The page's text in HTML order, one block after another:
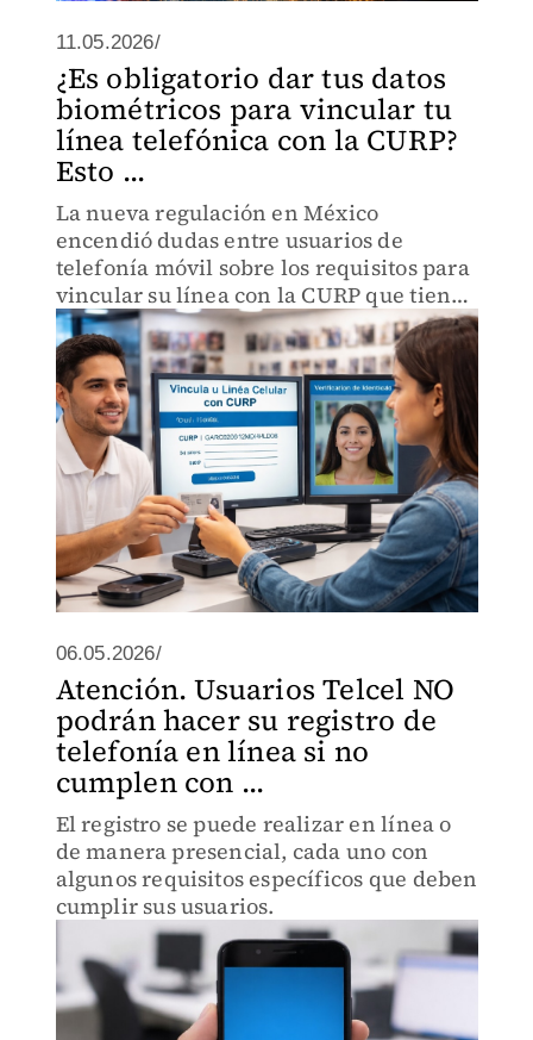
11.05.2026/
¿Es obligatorio dar tus datos
biométricos para vincular tu
línea telefónica con la CURP?
Esto ...
La nueva regulación en México
encendió dudas entre usuarios de
telefonía móvil sobre los requisitos para
vincular su línea con la CURP que tiene
como fecha límite el 30 de junio de 2026.
06.05.2026/
Atención. Usuarios Telcel NO
podrán hacer su registro de
telefonía en línea si no
cumplen con ...
El registro se puede realizar en línea o
de manera presencial, cada uno con
algunos requisitos específicos que deben
cumplir sus usuarios.